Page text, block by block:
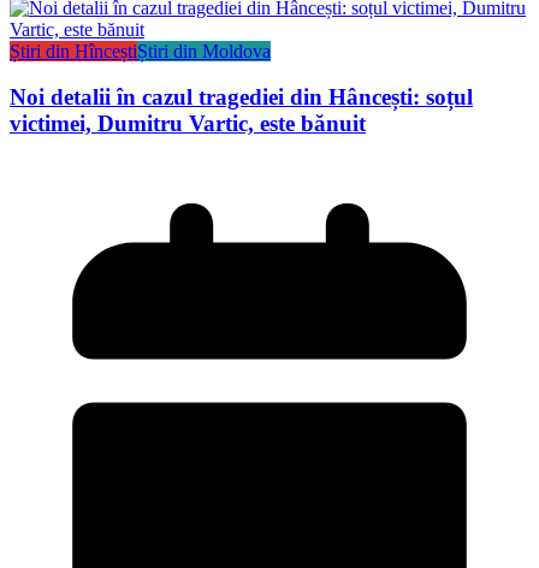
Știri din HînceștiȘtiri din Moldova
Noi detalii în cazul tragediei din Hâncești: soțul
victimei, Dumitru Vartic, este bănuit